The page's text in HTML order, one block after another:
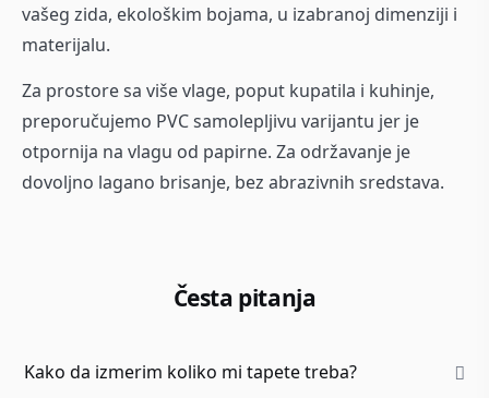
vašeg zida, ekološkim bojama, u izabranoj dimenziji i
materijalu.
Za prostore sa više vlage, poput kupatila i kuhinje,
preporučujemo PVC samolepljivu varijantu jer je
otpornija na vlagu od papirne. Za održavanje je
dovoljno lagano brisanje, bez abrazivnih sredstava.
Česta pitanja
Kako da izmerim koliko mi tapete treba?